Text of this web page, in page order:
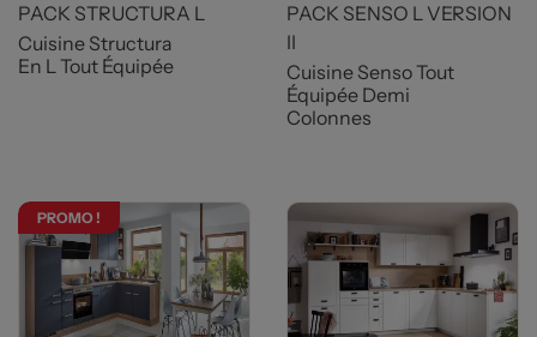
PACK STRUCTURA L
Cuisine Structura
En L Tout Équipée
PACK SENSO L VERSION
II
Cuisine Senso Tout
Équipée Demi
Colonnes
PROMO !